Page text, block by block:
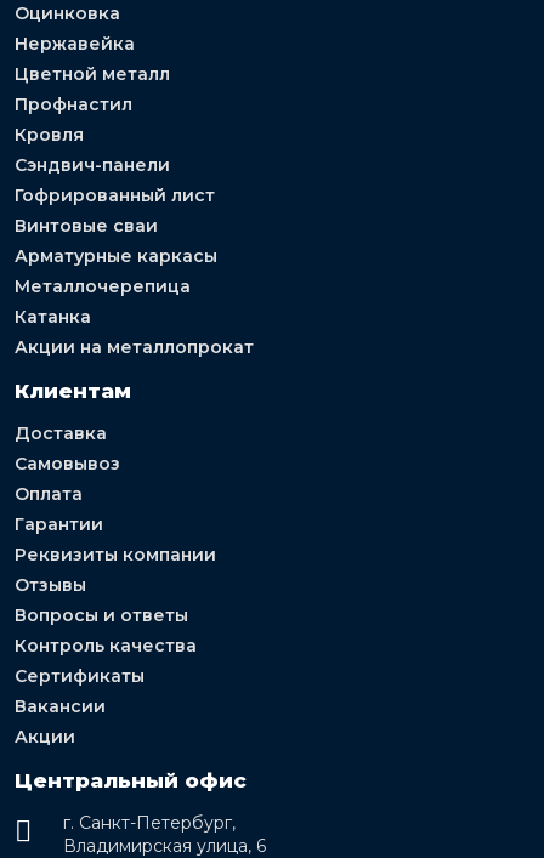
Оцинковка
Нержавейка
Цветной металл
Профнастил
Кровля
Сэндвич-панели
Гофрированный лист
Винтовые сваи
Арматурные каркасы
Металлочерепица
Катанка
Акции на металлопрокат
Клиентам
Доставка
Самовывоз
Оплата
Гарантии
Реквизиты компании
Отзывы
Вопросы и ответы
Контроль качества
Сертификаты
Вакансии
Акции
Центральный офис
г. Санкт-Петербург,
Владимирская улица, 6